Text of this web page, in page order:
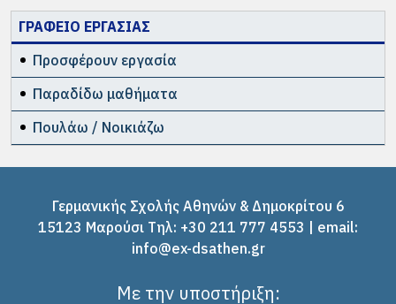
ΓΡΑΦΕΙΟ ΕΡΓΑΣΙΑΣ
Προσφέρουν εργασία
Παραδίδω μαθήματα
Πουλάω / Νοικιάζω
Γερμανικής Σχολής Αθηνών & Δημοκρίτου 6
15123 Μαρούσι Tηλ: +30 211 777 4553 | email:
info@ex-dsathen.gr
Με την υποστήριξη: